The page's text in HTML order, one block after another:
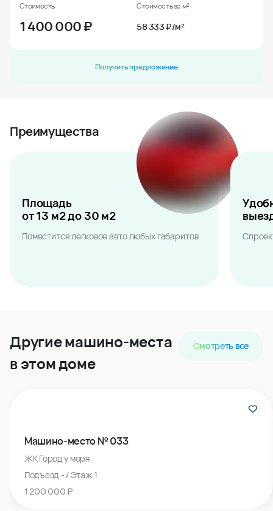
Стоимость
1 400 000₽
Стоимость за м²
58 333 ₽/м²
Получить предложение
Преимущества
Площадь
от 13 м2 до 30 м2
Поместится легковое авто любых габаритов
Другие машино-места
в этом доме
Смотреть все
Машино-место № 033
ЖК Город у моря
Подъезд - / Этаж 1
1 200 000 ₽